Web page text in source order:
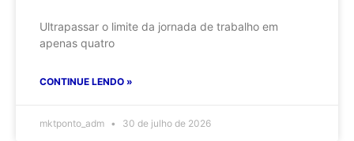
Ultrapassar o limite da jornada de trabalho em
apenas quatro
CONTINUE LENDO »
mktponto_adm 30 de julho de 2026